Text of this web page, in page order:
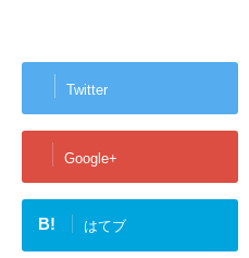
Twitter
Google+
B! はてブ